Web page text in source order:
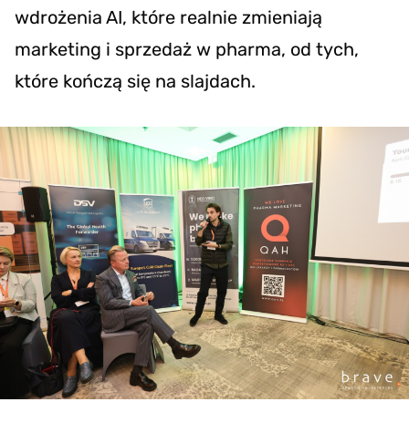
wdrożenia AI, które realnie zmieniają
marketing i sprzedaż w pharma, od tych,
które kończą się na slajdach.